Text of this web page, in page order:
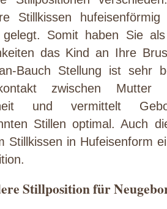
Stillkissen
gelegt. Somit haben Sie
das Kind an Ihre
Bauch Stellung ist sehr
zwischen
und vermittelt
Stillen optimal. Auch
Stillkissen in Hufeisenform
Stillposition für